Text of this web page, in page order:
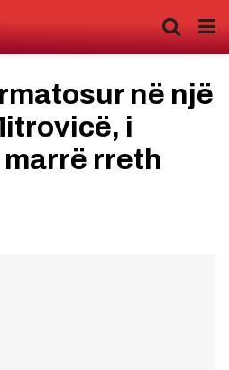
në një
i
rreth